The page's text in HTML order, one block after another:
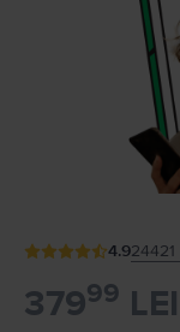
4.924421
37999 LEI